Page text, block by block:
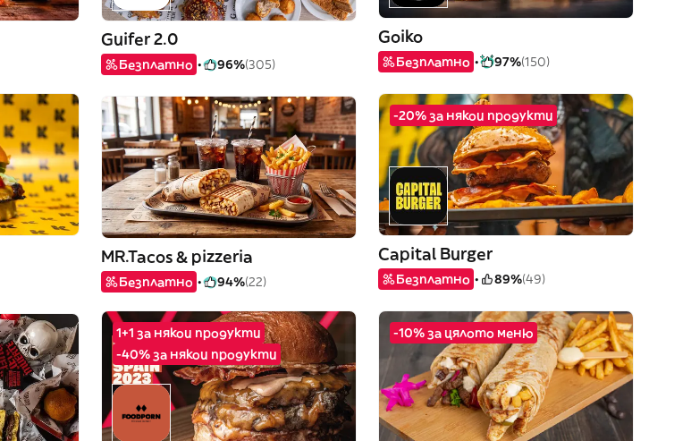
Guifer 2.0
Безплатно 96%(305)
Goiko
Безплатно 97%(150)
MR.Tacos & pizzeria
Безплатно 94%(22)
-20% за някои продукти
Capital Burger
Безплатно 89%(49)
1+1 за някои продукти
-40% за някои продукти
-10% за цялото меню